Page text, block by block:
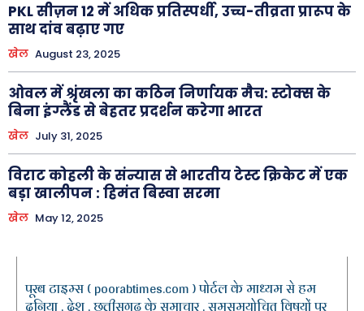
PKL सीज़न 12 में अधिक प्रतिस्पर्धी, उच्च-तीव्रता प्रारूप के
साथ दांव बढ़ाए गए
खेल August 23, 2025
ओवल में श्रृंखला का कठिन निर्णायक मैच: स्टोक्स के
बिना इंग्लैंड से बेहतर प्रदर्शन करेगा भारत
खेल July 31, 2025
विराट कोहली के संन्यास से भारतीय टेस्ट क्रिकेट में एक
बड़ा खालीपन : हिमंत बिस्वा सरमा
खेल May 12, 2025
पूरब टाइम्स ( poorabtimes.com ) पोर्टल के माध्यम से हम
दुनिया , देश , छत्तीसगढ़ के समाचार , समसमयोचित विषयों पर